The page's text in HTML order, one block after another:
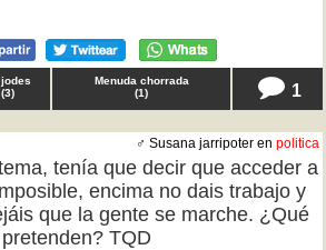
jodes
(3)
Menuda chorrada
(1) 1
♂ Susana jarripoter en politica
tenía que decir que acceder a
encima no dais trabajo y
que la gente se marche. ¿Qué
pretenden? TQD